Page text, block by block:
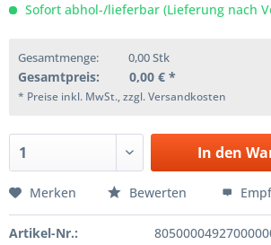
Sofort abhol-/lieferbar (Lieferung nach
Gesamtmenge: 0,00Stk
Gesamtpreis: 0,00 € *
* Preise inkl. MwSt., zzgl. Versandkosten
In den
Merken Bewerten
Artikel-Nr.: